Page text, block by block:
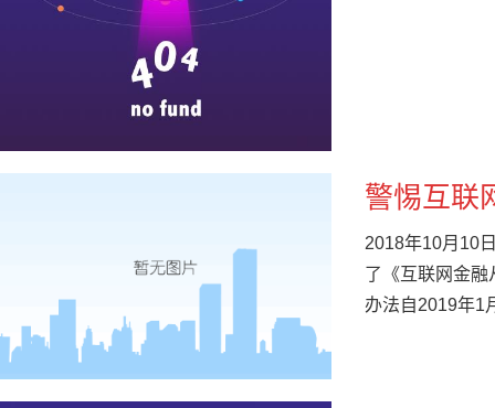
警惕互联
2018年10月10
了《互联网金
办法自2019年1